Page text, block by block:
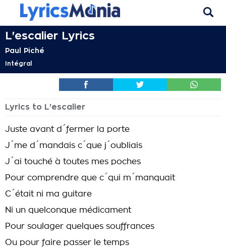
L'escalier Lyrics
Paul Piché
Intégral
Lyrics to L'escalier
Juste avant d´fermer la porte
J´me d´mandais c´que j´oubliais
J´ai touché à toutes mes poches
Pour comprendre que c´qui m´manquait
C´était ni ma guitare
Ni un quelconque médicament
Pour soulager quelques souffrances
Ou pour faire passer le temps